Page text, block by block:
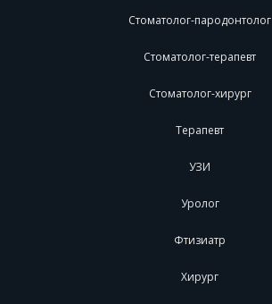
Стоматолог-пародонтолог
Стоматолог-терапевт
Стоматолог-хирург
Терапевт
УЗИ
Уролог
Фтизиатр
Хирург